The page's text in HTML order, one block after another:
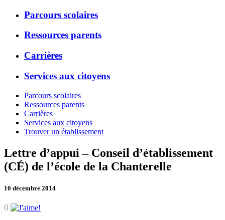
Parcours scolaires
Ressources parents
Carrières
Services aux citoyens
Parcours scolaires
Ressources parents
Carrières
Services aux citoyens
Trouver un établissement
Lettre d’appui – Conseil d’établissement
(CÉ) de l’école de la Chanterelle
10 décembre 2014
0